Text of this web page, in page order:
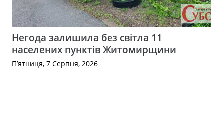
Негода залишила без світла 11
населених пунктів Житомирщини
П’ятниця, 7 Серпня, 2026